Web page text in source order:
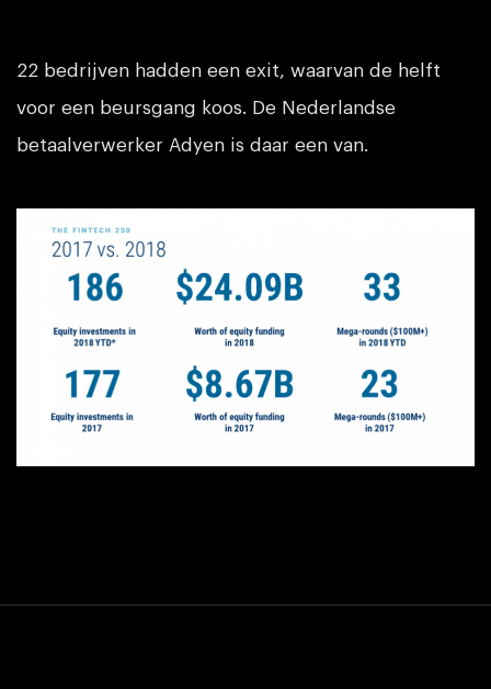
22 bedrijven hadden een exit, waarvan de helft
voor een beursgang koos. De Nederlandse
betaalverwerker Adyen is daar een van.